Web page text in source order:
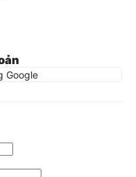
Google